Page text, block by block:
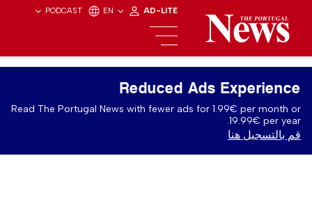
PODCAST EN AD-LITE
Reduced Ads Experience
Read The Portugal News with fewer ads for 1.99€ per month or
19.99€ per year.
قم بالتسجيل هنا